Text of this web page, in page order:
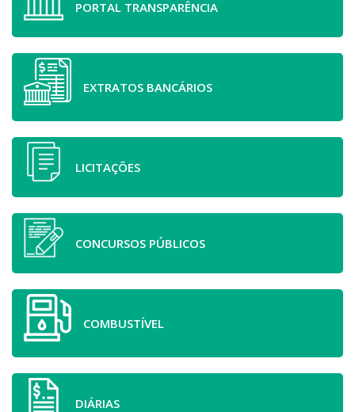
PORTAL TRANSPARÊNCIA
EXTRATOS BANCÁRIOS
LICITAÇÕES
CONCURSOS PÚBLICOS
COMBUSTÍVEL
DIÁRIAS